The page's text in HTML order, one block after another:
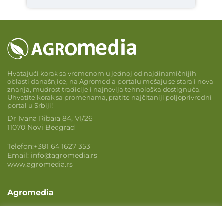
Hvatajući korak sa vremenom u jednoj od najdinamičnijih
oblasti današnjice, na Agromedia portalu mešaju se stara i nova
znanja, mudrost tradicije i najnovija tehnološka dostignuća.
Uhvatite korak sa promenama, pratite najčitaniji poljoprivredni
portal u Srbiji!
Dr Ivana Ribara 84, VI/26
11070 Novi Beograd
Telefon:+381 64 1627 353
Email: info@agromedia.rs
www.agromedia.rs
Agromedia